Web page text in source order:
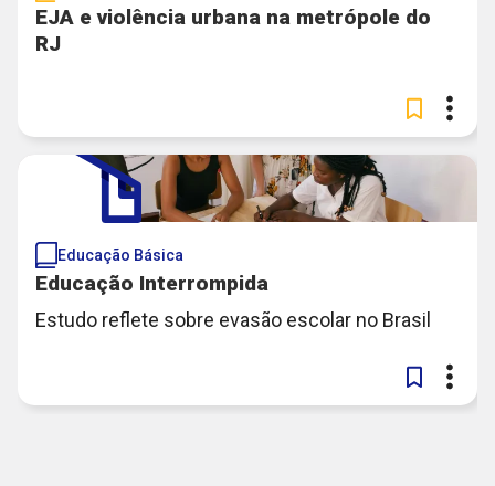
EJA e violência urbana na metrópole do
RJ
Educação Básica
Educação Interrompida
Estudo reflete sobre evasão escolar no Brasil